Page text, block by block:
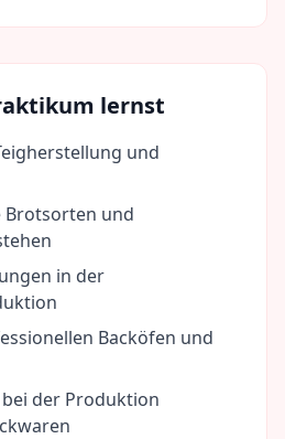
lernst
und
Brotsorten und
in der
Backöfen und
der Produktion